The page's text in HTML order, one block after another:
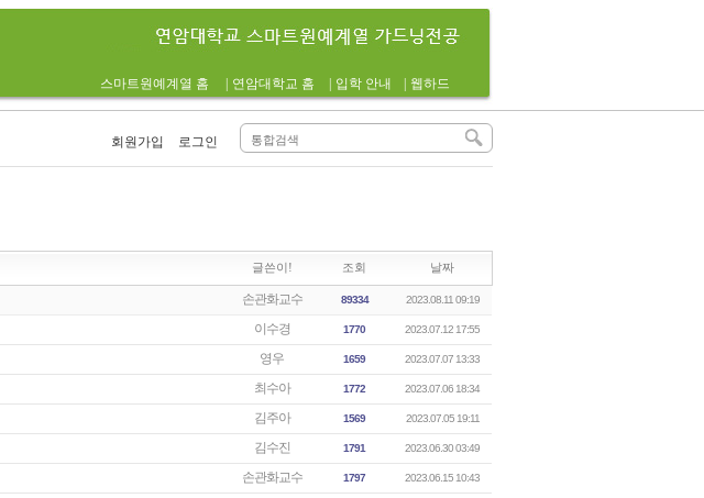
스마트원예계열 홈 연암대학교 홈 입학 안내 웹하드
회원가입 로그인
글쓴이! 조회 날짜
손관화교수 89334 2023.08.11 09:19
이수경 1770 2023.07.12 17:55
영우 1659 2023.07.07 13:33
최수아 1772 2023.07.06 18:34
김주아 1569 2023.07.05 19:11
김수진 1791 2023.06.30 03:49
손관화교수 1797 2023.06.15 10:43